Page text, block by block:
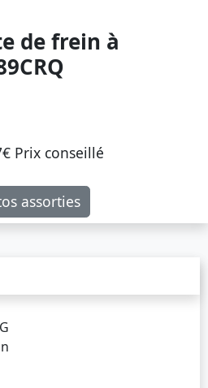
de frein à
Prix ​​conseillé
assorties